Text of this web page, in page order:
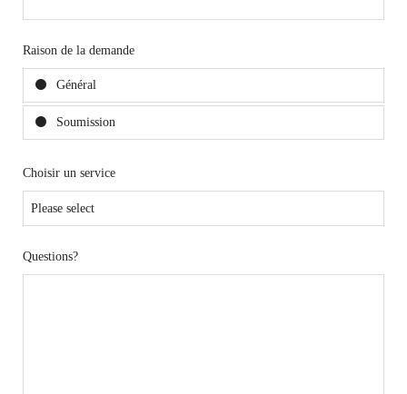
Raison de la demande
Général
Soumission
Choisir un service
Questions?